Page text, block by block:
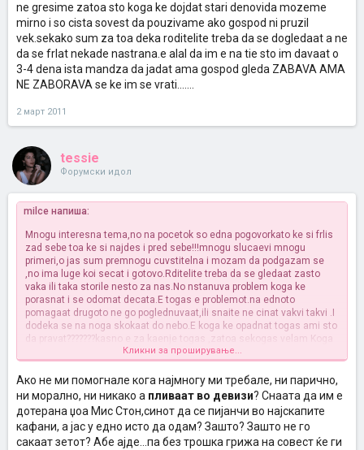
ne gresime zatoa sto koga ke dojdat stari denovida mozeme
mirno i so cista sovest da pouzivame ako gospod ni pruzil
vek.sekako sum za toa deka roditelite treba da se dogledaat a ne
da se frlat nekade nastrana.e alal da im e na tie sto im davaat o
3-4 dena ista mandza da jadat ama gospod gleda ZABAVA AMA
NE ZABORAVA se ke im se vrati.......
2 март 2011
tessie
Форумски идол
milce напиша:
Mnogu interesna tema,no na pocetok so edna pogovorkato ke si frlis
zad sebe toa ke si najdes i pred sebe!!!mnogu slucaevi mnogu
primeri,o jas sum premnogu cuvstitelna i mozam da podgazam se
,no ima luge koi secat i gotovo.Rditelite treba da se gledaat zasto
vaka ili taka storile nesto za nas.No nstanuva problem koga ke
porasnat i se odomat decata.E togas e problemot.na ednoto
pomagaat drugoto ne go poglednuvaat,ili snaite ne cinat vakvi takvi .I
dodeka se na noga skokaat do nebo.E koga ke opadnat togas ami sto
da pravat???????kasno e za kaenje togas ,zatoa sekogas velam Koga
sme zdavi pravi da ne gresime zatoa sto koga ke dojdat stari
denovida mozeme mirno i so cista sovest da pouzivame ako gospod
ni pruzil vek.sekako sum za toa deka roditelite treba da se dogledaat
a ne da se frlat nekade nastrana.e alal da im e na tie sto im davaat o
3-4 dena ista mandza da jadat ama gospod gleda ZABAVA AMA NE
ZABORAVA se ke im se vrati.......
Кликни за проширување...
Ако не ми помогнале кога најмногу ми требале, ни парично,
ни морално, ни никако а пливаат во девизи? Снаата да им е
дотерана џоа Мис Стон,синот да се пијанчи во најскапите
кафани, а јас у едно исто да одам? Зашто? Зашто не го
сакаат зетот? Абе ајде...па без трошка грижа на совест ќе ги